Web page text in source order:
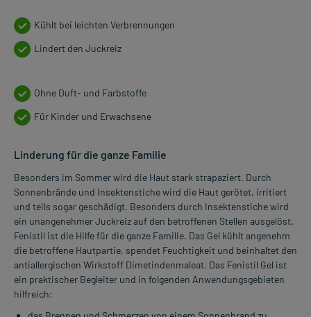
Kühlt bei leichten Verbrennungen
Lindert den Juckreiz
Ohne Duft- und Farbstoffe
Für Kinder und Erwachsene
Linderung für die ganze Familie
Besonders im Sommer wird die Haut stark strapaziert. Durch
Sonnenbrände und Insektenstiche wird die Haut gerötet, irritiert
und teils sogar geschädigt. Besonders durch Insektenstiche wird
ein unangenehmer Juckreiz auf den betroffenen Stellen ausgelöst.
Fenistil ist die Hilfe für die ganze Familie. Das Gel kühlt angenehm
die betroffene Hautpartie, spendet Feuchtigkeit und beinhaltet den
antiallergischen Wirkstoff Dimetindenmaleat. Das Fenistil Gel ist
ein praktischer Begleiter und in folgenden Anwendungsgebieten
hilfreich: